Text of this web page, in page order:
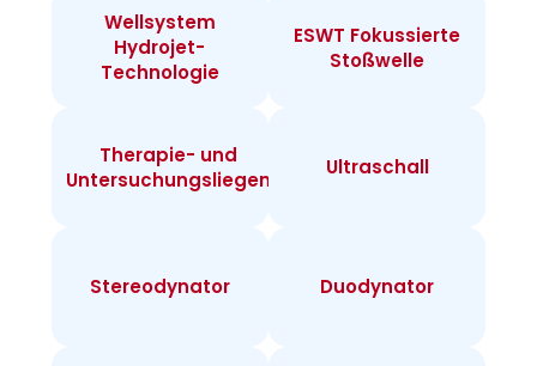
Wellsystem
Hydrojet-
Technologie
ESWT Fokussierte
Stoßwelle
Therapie- und
Untersuchungsliegen
Ultraschall
Stereodynator Duodynator